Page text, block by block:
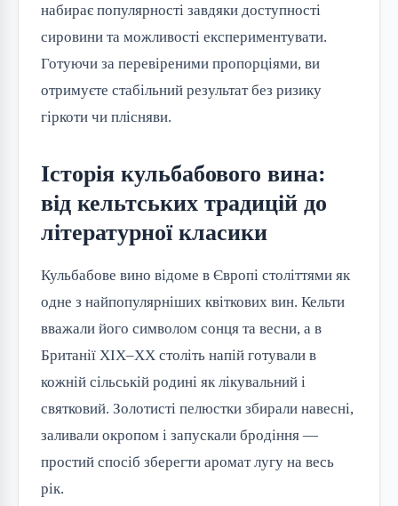
набирає популярності завдяки доступності
сировини та можливості експериментувати.
Готуючи за перевіреними пропорціями, ви
отримуєте стабільний результат без ризику
гіркоти чи плісняви.
Історія кульбабового вина:
від кельтських традицій до
літературної класики
Кульбабове вино відоме в Європі століттями як
одне з найпопулярніших квіткових вин. Кельти
вважали його символом сонця та весни, а в
Британії XIX–XX століть напій готували в
кожній сільській родині як лікувальний і
святковий. Золотисті пелюстки збирали навесні,
заливали окропом і запускали бродіння —
простий спосіб зберегти аромат лугу на весь
рік.